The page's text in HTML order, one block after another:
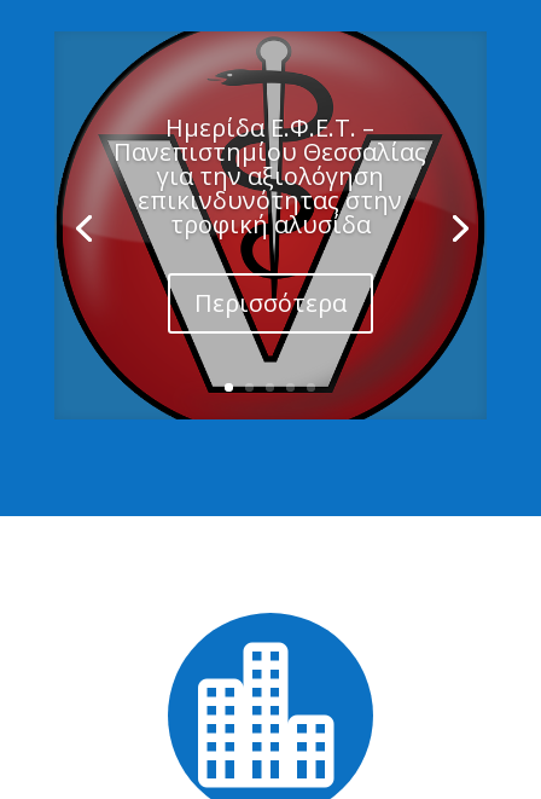
Ημερίδα Ε.Φ.Ε.Τ. –
Πανεπιστημίου Θεσσαλίας
για την αξιολόγηση
επικινδυνότητας στην
τροφική αλυσίδα
Περισσότερα
